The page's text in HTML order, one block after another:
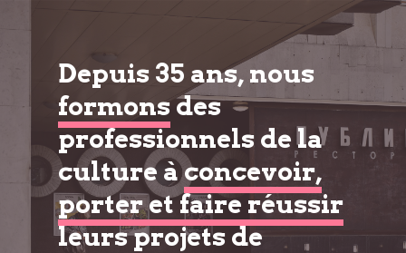
Depuis 35 ans, nous
formons des
professionnels de la
culture àconcevoir,
porter et faire réussir
leurs projets de